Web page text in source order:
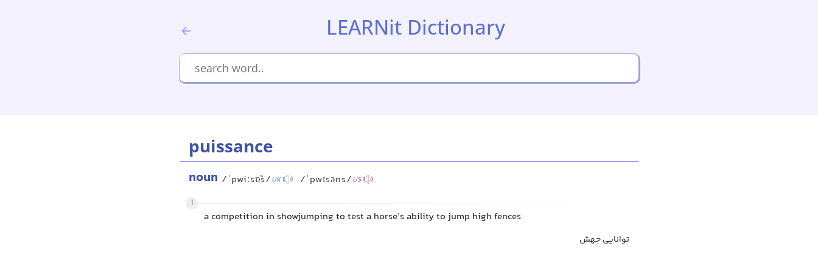
LEARNit Dictionary
puissance
noun /ˈpwiːsɒ̃s/UK /ˈpwɪsəns/US
1
a competition in showjumping to test a horse’s ability to jump high fences
توانایی جهش